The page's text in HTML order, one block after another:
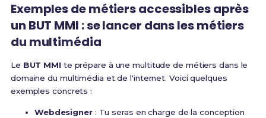
Exemples de métiers accessibles après
un BUT MMI : se lancer dans les métiers
du multimédia
Le BUT MMIte prépare à une multitude de métiers dans le
domaine du multimédia et de l'internet. Voici quelques
exemples concrets :
Webdesigner: Tu seras en charge de la conception